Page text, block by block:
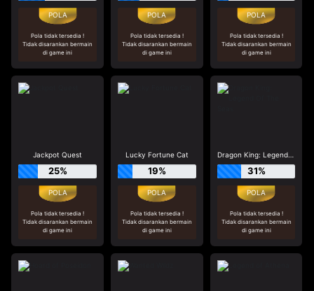
Pola tidak tersedia !
Tidak disarankan bermain
di game ini
Pola tidak tersedia !
Tidak disarankan bermain
di game ini
Pola tidak tersedia !
Tidak disarankan bermain
di game ini
Jackpot Quest
25%
Pola tidak tersedia !
Tidak disarankan bermain
di game ini
Lucky Fortune Cat
19%
Pola tidak tersedia !
Tidak disarankan bermain
di game ini
Dragon King: Legend Of The Seas
31%
Pola tidak tersedia !
Tidak disarankan bermain
di game ini